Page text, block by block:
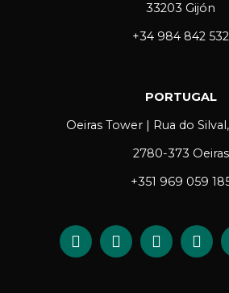
33203 Gijón
+34 984 842 532
PORTUGAL
Oeiras Tower | Rua do
2780-373 Oeiras
+351 969 059